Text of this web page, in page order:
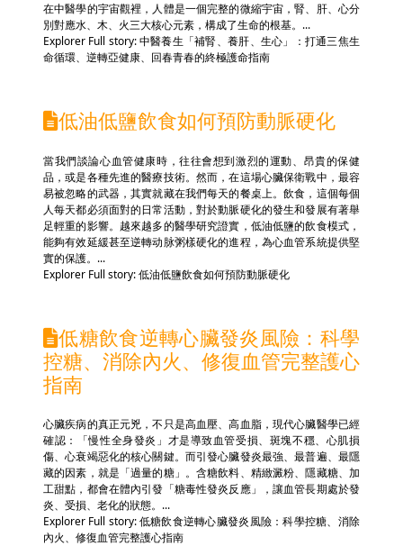
在中醫學的宇宙觀裡，人體是一個完整的微縮宇宙，腎、肝、心分
別對應水、木、火三大核心元素，構成了生命的根基。...
Explorer Full story: 中醫養生「補腎、養肝、生心」：打通三焦生
命循環、逆轉亞健康、回春青春的終極護命指南
低油低鹽飲食如何預防動脈硬化
當我們談論心血管健康時，往往會想到激烈的運動、昂貴的保健
品，或是各種先進的醫療技術。然而，在這場心臟保衛戰中，最容
易被忽略的武器，其實就藏在我們每天的餐桌上。飲食，這個每個
人每天都必須面對的日常活動，對於動脈硬化的發生和發展有著舉
足輕重的影響。越來越多的醫學研究證實，低油低鹽的飲食模式，
能夠有效延緩甚至逆轉动脉粥樣硬化的進程，為心血管系統提供堅
實的保護。...
Explorer Full story: 低油低鹽飲食如何預防動脈硬化
低糖飲食逆轉心臟發炎風險：科學
控糖、消除內火、修復血管完整護心
指南
心臟疾病的真正元兇，不只是高血壓、高血脂，現代心臟醫學已經
確認：「慢性全身發炎」才是導致血管受損、斑塊不穩、心肌損
傷、心衰竭惡化的核心關鍵。而引發心臟發炎最強、最普遍、最隱
藏的因素，就是「過量的糖」。含糖飲料、精緻澱粉、隱藏糖、加
工甜點，都會在體內引發「糖毒性發炎反應」，讓血管長期處於發
炎、受損、老化的狀態。...
Explorer Full story: 低糖飲食逆轉心臟發炎風險：科學控糖、消除
內火、修復血管完整護心指南